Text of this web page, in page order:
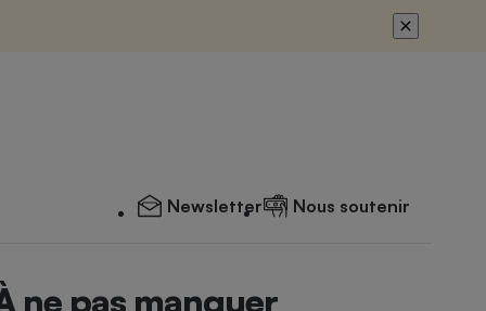
Newsletter Nous soutenir
ne pas manquer